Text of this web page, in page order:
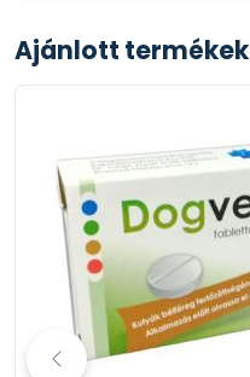
Ajánlott termékek